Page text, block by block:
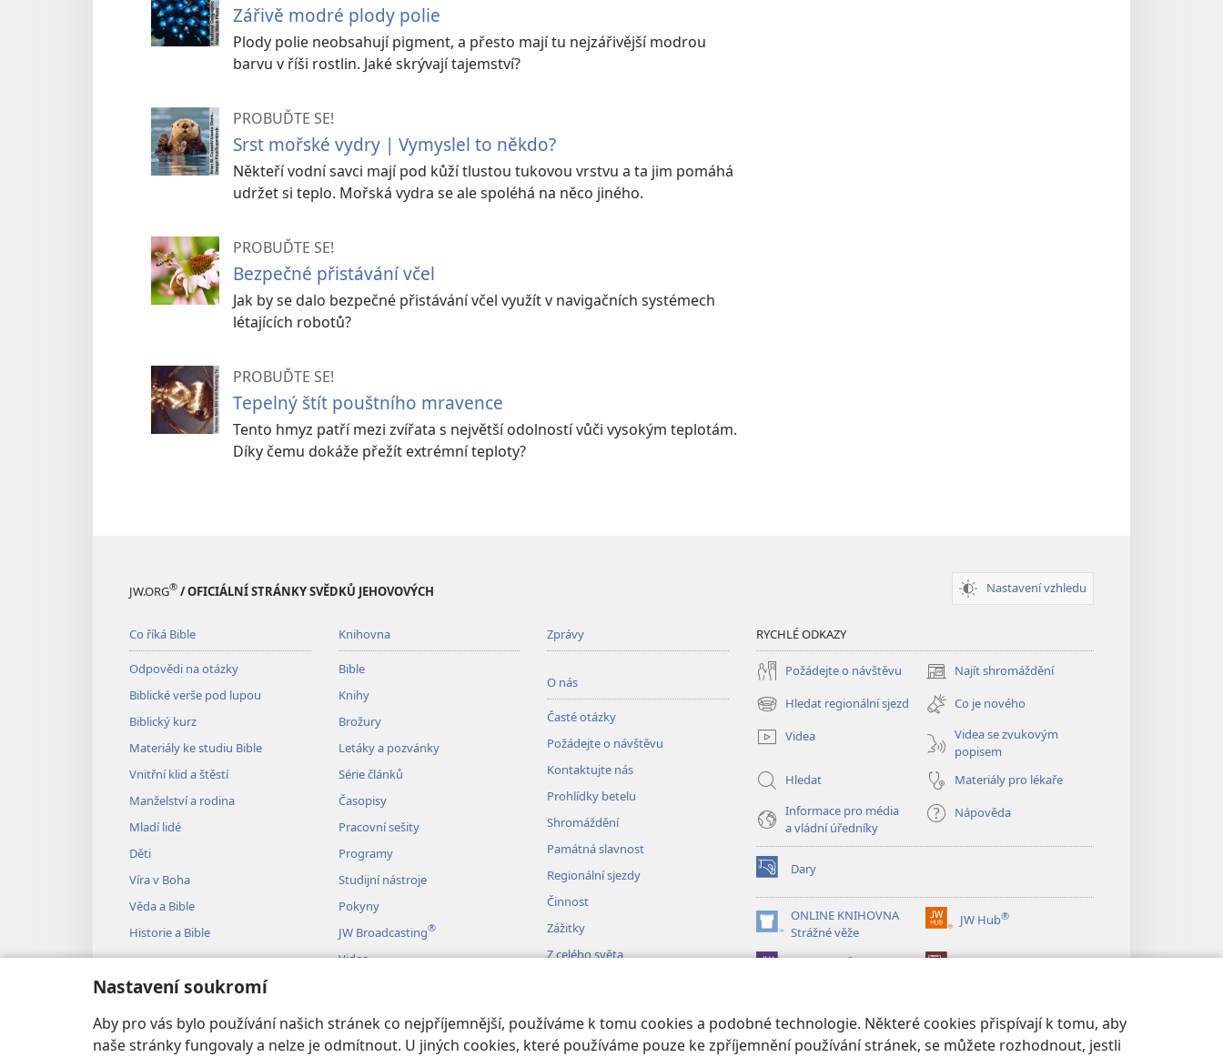
Nastavení soukromí
Aby pro vás bylo používání našich stránek co nejpříjemnější, používáme k tomu cookies a podobné technologie. Některé cookies přispívají k tomu, aby
naše stránky fungovaly a nelze je odmítnout. U jiných cookies, které používáme pouze ke zpříjemnění používání stránek, se můžete rozhodnout, jestli
Zářivě modré plody polie
Plody polie neobsahují pigment, a přesto mají tu nejzářivější modrou
barvu v říši rostlin. Jaké skrývají tajemství?
PROBUĎTE SE!
Srst mořské vydry | Vymyslel to někdo?
Někteří vodní savci mají pod kůží tlustou tukovou vrstvu a ta jim pomáhá
udržet si teplo. Mořská vydra se ale spoléhá na něco jiného.
PROBUĎTE SE!
Bezpečné přistávání včel
Jak by se dalo bezpečné přistávání včel využít v navigačních systémech
létajících robotů?
PROBUĎTE SE!
Tepelný štít pouštního mravence
Tento hmyz patří mezi zvířata s největší odolností vůči vysokým teplotám.
Díky čemu dokáže přežít extrémní teploty?
JW.ORG® / OFICIÁLNÍ STRÁNKY SVĚDKŮ JEHOVOVÝCH Nastavení vzhledu
Co říká Bible
Odpovědi na otázky
Biblické verše pod lupou
Biblický kurz
Materiály ke studiu Bible
Vnitřní klid a štěstí
Manželství a rodina
Mladí lidé
Děti
Víra v Boha
Věda a Bible
Historie a Bible
Knihovna
Bible
Knihy
Brožury
Letáky a pozvánky
Série článků
Časopisy
Pracovní sešity
Programy
Studijní nástroje
Pokyny
JW Broadcasting®
Videa
Dramatizované čtení Bible
Zprávy
O nás
Časté otázky
Požádejte o návštěvu
Kontaktujte nás
Prohlídky betelu
Shromáždění
Památná slavnost
Regionální sjezdy
Činnost
Zážitky
Z celého světa
RYCHLÉ ODKAZY
Požádejte o návštěvu Najít shromáždění
(otevřeno
nové
okno)
Hledat regionální sjezd
(otevřeno
nové
okno)
Co je nového
Videa
Videa se zvukovým
popisem
Hledat
Materiály pro lékaře
Informace pro média
a vládní úředníky
Nápověda
Dary
(otevřeno
nové
okno)
ONLINE KNIHOVNA
Strážné věže
(otevřeno
nové
JW Hub®
(otevřeno
okno)
®